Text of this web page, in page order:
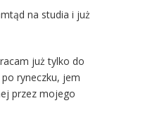
na studia i już
już tylko do
ryneczku, jem
przez mojego